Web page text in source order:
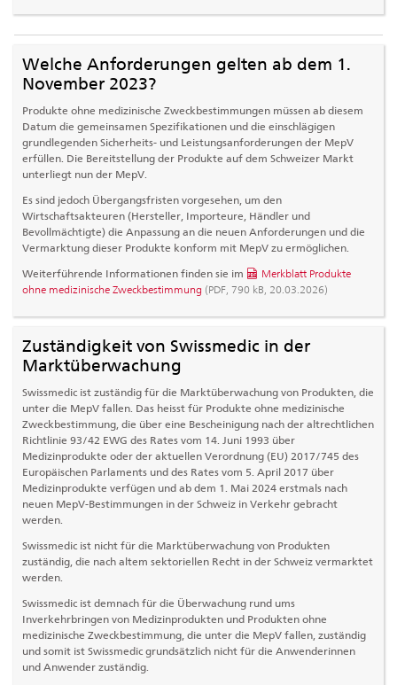
Welche Anforderungen gelten ab dem 1.
November 2023?
Produkte ohne medizinische Zweckbestimmungen müssen ab diesem
Datum die gemeinsamen Spezifikationen und die einschlägigen
grundlegenden Sicherheits- und Leistungsanforderungen der MepV
erfüllen. Die Bereitstellung der Produkte auf dem Schweizer Markt
unterliegt nun der MepV.
Es sind jedoch Übergangsfristen vorgesehen, um den
Wirtschaftsakteuren (Hersteller, Importeure, Händler und
Bevollmächtigte) die Anpassung an die neuen Anforderungen und die
Vermarktung dieser Produkte konform mit MepV zu ermöglichen.
Weiterführende Informationen finden sie im
Merkblatt Produkte
ohne medizinische Zweckbestimmung (PDF, 790 kB, 20.03.2026)
Zuständigkeit von Swissmedic in der
Marktüberwachung
Swissmedic ist zuständig für die Marktüberwachung von Produkten, die
unter die MepV fallen. Das heisst für Produkte ohne medizinische
Zweckbestimmung, die über eine Bescheinigung nach der altrechtlichen
Richtlinie 93/42 EWG des Rates vom 14. Juni 1993 über
Medizinprodukte oder der aktuellen Verordnung (EU) 2017/745 des
Europäischen Parlaments und des Rates vom 5. April 2017 über
Medizinprodukte verfügen und ab dem 1. Mai 2024 erstmals nach
neuen MepV-Bestimmungen in der Schweiz in Verkehr gebracht
werden.
Swissmedic ist nicht für die Marktüberwachung von Produkten
zuständig, die nach altem sektoriellen Recht in der Schweiz vermarktet
werden.
Swissmedic ist demnach für die Überwachung rund ums
Inverkehrbringen von Medizinprodukten und Produkten ohne
medizinische Zweckbestimmung, die unter die MepV fallen, zuständig
und somit ist Swissmedic grundsätzlich nicht für die Anwenderinnen
und Anwender zuständig.